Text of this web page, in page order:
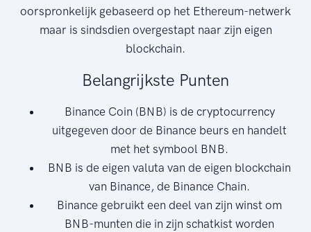
oorspronkelijk gebaseerd op het Ethereum-netwerk
maar is sindsdien overgestapt naar zijn eigen
blockchain.
Belangrijkste Punten
Binance Coin (BNB) is de cryptocurrency
uitgegeven door de Binance beurs en handelt
met het symbool BNB.
BNB is de eigen valuta van de eigen blockchain
van Binance, de Binance Chain.
Binance gebruikt een deel van zijn winst om
BNB-munten die in zijn schatkist worden